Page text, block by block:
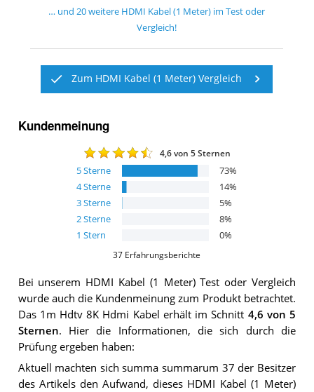
… und20weitere HDMI Kabel (1 Meter) im Test oder
Vergleich!
Zum HDMI Kabel (1 Meter) Vergleich
Kundenmeinung
4,6von 5 Sternen
5Sterne 73%
4Sterne 14%
3Sterne 5%
2Sterne 8%
1 Stern 0%
37 Erfahrungsberichte
Bei unserem HDMI Kabel (1 Meter)Test oder Vergleich
wurde auch die Kundenmeinung zum Produkt betrachtet.
Das 1m Hdtv 8K Hdmi Kabel erhält im Schnitt 4,6 von 5
Sternen. Hier die Informationen, die sich durch die
Prüfung ergeben haben:
Aktuell machten sich summa summarum 37 der Besitzer
des Artikels den Aufwand, dieses HDMI Kabel (1 Meter)